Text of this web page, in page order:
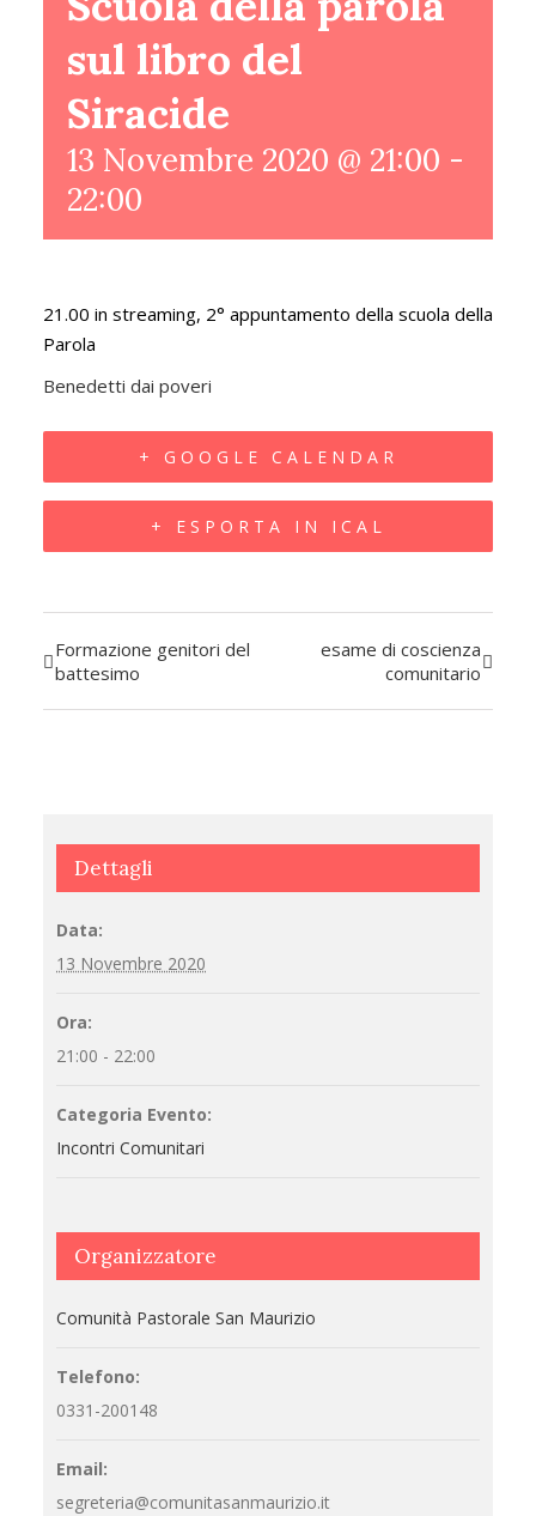
sul libro del
Siracide
13 Novembre 2020 @ 21:00 -
22:00
21.00 in streaming, 2° appuntamento della scuola della
Parola
Benedetti dai poveri
+ GOOGLE CALENDAR
+ ESPORTA IN ICAL
Evento
Navigazione
Formazione genitori del
battesimo
esame di coscienza
comunitario
Dettagli
Data:
13 Novembre 2020
Ora:
21:00 - 22:00
Categoria Evento:
Incontri Comunitari
Organizzatore
Comunità Pastorale San Maurizio
Telefono:
0331-200148
Email:
segreteria@comunitasanmaurizio.it